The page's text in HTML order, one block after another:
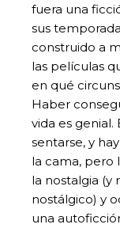
fuera una
sus
construido a
las películas
en qué
Haber
vida es genial.
sentarse, y
la cama, pero
la nostalgia
nostálgico) y
una